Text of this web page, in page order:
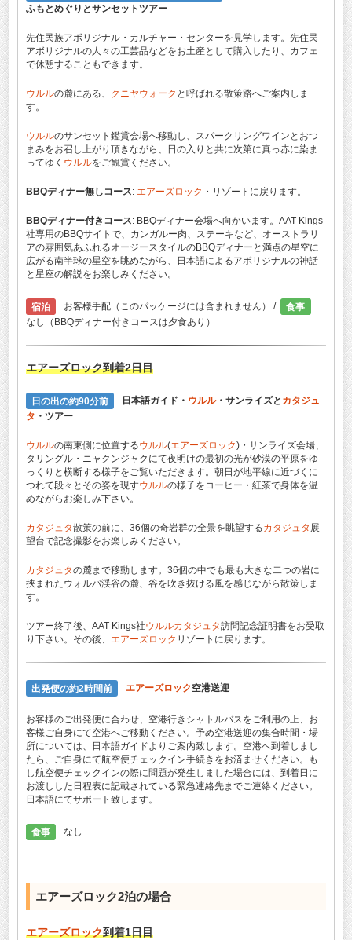
ふもとめぐりとサンセットツアー
先住民族アボリジナル・カルチャー・センターを見学します。先住民
アボリジナルの人々の工芸品などをお土産として購入したり、カフェ
で休憩することもできます。
ウルルの麓にある、 クニヤウォーク と呼ばれる散策路へご案内しま
す。
ウルルのサンセット鑑賞会場へ移動し、スパークリングワインとおつ
まみをお召し上がり頂きながら、日の入りと共に次第に真っ赤に染ま
ってゆく ウルルをご観賞ください。
BBQディナー無しコース: エアーズロック ・リゾートに戻ります。
BBQディナー付きコース: BBQディナー会場へ向かいます。AAT Kings
社専用のBBQサイトで、カンガルー肉、ステーキなど、オーストラリ
アの雰囲気あふれるオージースタイルのBBQディナーと満点の星空に
広がる南半球の星空を眺めながら、日本語によるアボリジナルの神話
と星座の解説をお楽しみください。
宿泊 お客様手配（このパッケージには含まれません） /
食事
なし（BBQディナー付きコースは夕食あり）
エアーズロック到着2日目
日の出の約90分前 日本語ガイド・ ウルル・サンライズと カタジュ
タ ・ツアー
ウルルの南東側に位置するウルル(エアーズロック)・サンライズ会場、
タリングル・ニャクンジャクにて夜明けの最初の光が砂漠の平原をゆ
っくりと横断する様子をご覧いただきます。朝日が地平線に近づくに
つれて段々とその姿を現すウルルの様子をコーヒー・紅茶で身体を温
めながらお楽しみ下さい。
カタジュタ散策の前に、36個の奇岩群の全景を眺望するカタジュタ 展
望台で記念撮影をお楽しみください。
カタジュタの麓まで移動します。36個の中でも最も大きな二つの岩に
挟まれたウォルバ渓谷の麓、谷を吹き抜ける風を感じながら散策しま
す。
ツアー終了後、AAT Kings社ウルルカタジュタ訪問記念証明書をお受取
り下さい。その後、 エアーズロック リゾートに戻ります。
出発便の約2時間前 エアーズロック空港送迎
お客様のご出発便に合わせ、空港行きシャトルバスをご利用の上、お
客様ご自身にて空港へご移動ください。予め空港送迎の集合時間・場
所については、日本語ガイドよりご案内致します。空港へ到着しまし
たら、ご自身にて航空便チェックイン手続きをお済ませください。も
し航空便チェックインの際に問題が発生しました場合には、到着日に
お渡しした日程表に記載されている緊急連絡先までご連絡ください。
日本語にてサポート致します。
食事 なし
エアーズロック2泊の場合
エアーズロック到着1日目